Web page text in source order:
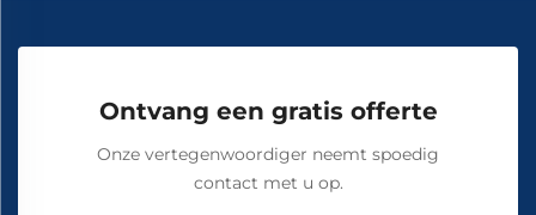
Ontvang een gratis offerte
Onze vertegenwoordiger neemt spoedig
contact met u op.